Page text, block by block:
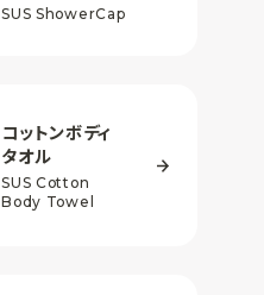
SUS ShowerCap
コットンボディ
タオル
SUS Cotton
Body Towel